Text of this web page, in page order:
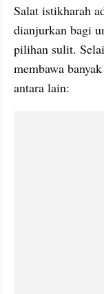
Salat istikharah
dianjurkan bagi
pilihan sulit.
membawa
antara lain: